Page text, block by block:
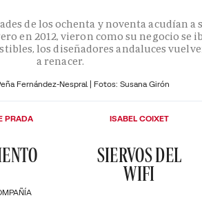
de los ochenta y noventa acudían a
en 2012, vieron como su negocio se
los diseñadores andaluces
a renacer.
Fernández-Nespral | Fotos: Susana Girón
PRADA
SIERVOS DEL
WIFI
ISABEL COIXET